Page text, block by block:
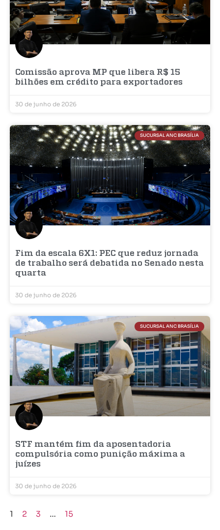
Comissão aprova MP que libera R$ 15
bilhões em crédito para exportadores
30 de junho de 2026
SUCURSAL ANC BRASÍLIA
Fim da escala 6X1: PEC que reduz jornada
de trabalho será debatida no Senado nesta
quarta
30 de junho de 2026
SUCURSAL ANC BRASÍLIA
STF mantém fim da aposentadoria
compulsória como punição máxima a
juízes
30 de junho de 2026
1 2 3 … 15